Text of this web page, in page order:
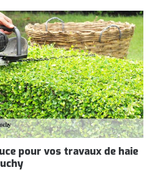
pour vos travaux de haie